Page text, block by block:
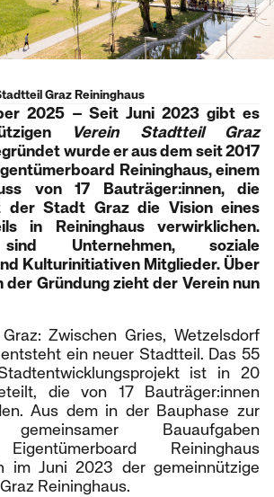
Graz Reininghaus
2025 – Seit Juni 2023 gibt es
Verein Stadtteil Graz
wurde er aus dem seit 2017
Reininghaus, einem
von 17 Bauträger:innen, die
der Stadt Graz die Vision eines
in Reininghaus verwirklichen.
Unternehmen, soziale
Kulturinitiativen Mitglieder. Über
der Gründung zieht der Verein nun
Zwischen Gries, Wetzelsdorf
ein neuer Stadtteil. Das 55
ist in 20
die von 17 Bauträger:innen
Aus dem in der Bauphase zur
gemeinsamer Bauaufgaben
Reininghaus
im Juni 2023 der gemeinnützige
Reininghaus.